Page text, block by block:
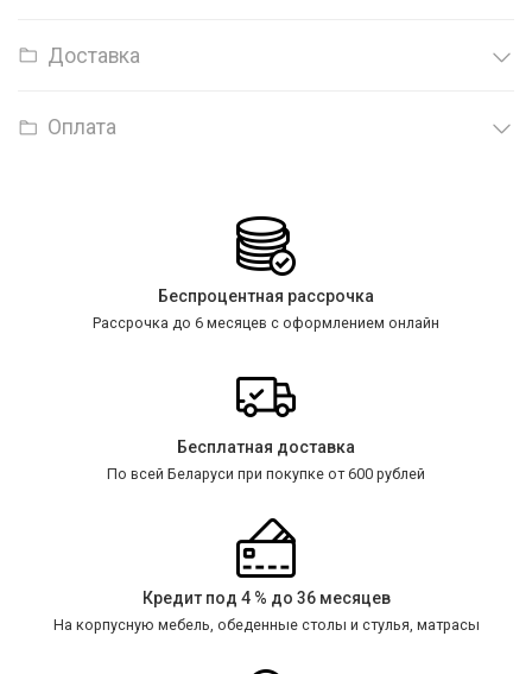
Доставка
Оплата
Беспроцентная рассрочка
Рассрочка до 6 месяцев с оформлением онлайн
Бесплатная доставка
По всей Беларуси при покупке от 600 рублей
Кредит под 4 % до 36 месяцев
На корпусную мебель, обеденные столы и стулья, матрасы